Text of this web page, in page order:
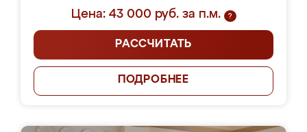
Цена: 43 000 руб. за п.м.
?
РАССЧИТАТЬ
ПОДРОБНЕЕ